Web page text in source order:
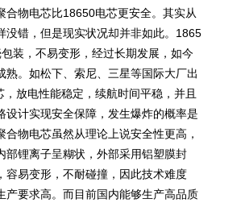
合物电芯比18650电芯更安全。其实从
没错，但是现实状况却并非如此。1865
装，不易变形，经过长期发展，如今
熟。如松下、索尼、三星等国际大厂出
放电性能稳定，续航时间平稳，并且
设计实现安全保障，发生爆炸的概率是
合物电芯虽然从理论上说安全性更高，
部锂离子呈糊状，外部采用铝塑膜封
容易变形，不耐碰撞，因此技术难度
产要求高。而目前国内能够生产高品质